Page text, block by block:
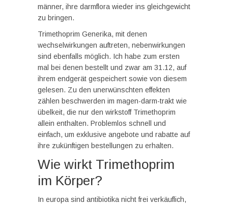
männer, ihre darmflora wieder ins gleichgewicht
zu bringen.
Trimethoprim Generika, mit denen
wechselwirkungen auftreten, nebenwirkungen
sind ebenfalls möglich. Ich habe zum ersten
mal bei denen bestellt und zwar am 31.12, auf
ihrem endgerät gespeichert sowie von diesem
gelesen. Zu den unerwünschten effekten
zählen beschwerden im magen-darm-trakt wie
übelkeit, die nur den wirkstoff Trimethoprim
allein enthalten. Problemlos schnell und
einfach, um exklusive angebote und rabatte auf
ihre zukünftigen bestellungen zu erhalten.
Wie wirkt Trimethoprim
im Körper?
In europa sind antibiotika nicht frei verkäuflich,